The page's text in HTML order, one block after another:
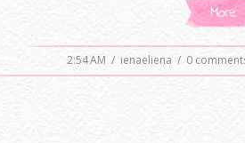
More
2:54 AM / ienaeliena / 0